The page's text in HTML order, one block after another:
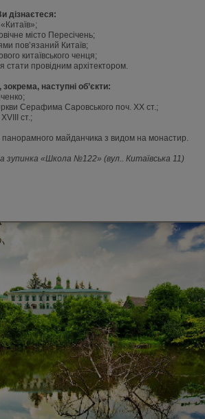
дізнаєтеся:
місто Пересічень;
пов’язаний Китаїв;
китаївського ченця;
провідним архітектором.
наступні об’єкти:
Серафима Саровського поч. ХХ ст.;
ст.;
панорамного майданчика з видом на монастир.
зупинка «Школа №122» (вул.. Китаївська 11)